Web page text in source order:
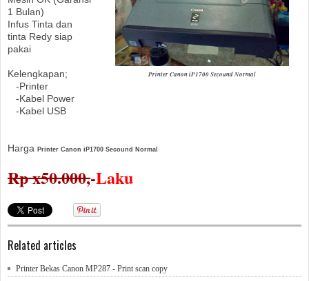
Printer Canon iP1700 Secound Normal
1 Bulan)
Infus Tinta dan
tinta Redy siap
pakai
Kelengkapan;
-Printer
-Kabel Power
-Kabel USB
Harga Printer Canon iP1700 Secound Normal
Rp x50.000,-Laku
Related articles
Printer Bekas Canon MP287 - Print scan copy